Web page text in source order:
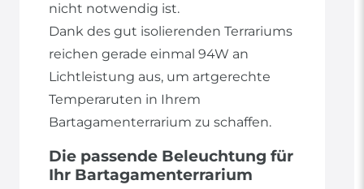
nicht notwendig ist.
Dank des gut isolierenden Terrariums
reichen gerade einmal 94W an
Lichtleistung aus, um artgerechte
Temperaruten in Ihrem
Bartagamenterrarium zu schaffen.
Die passende Beleuchtung für
Ihr Bartagamenterrarium